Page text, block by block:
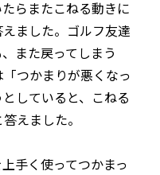
らまたこねる動きに
ました。ゴルフ友達
また戻ってしまう
つかまりが悪くなっ
していると、こねる
えました。
手く使ってつかまっ